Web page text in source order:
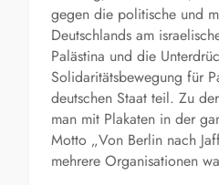
gegen die politische und
Deutschlands am
Palästina und die
Solidaritätsbewegung für
deutschen Staat teil. Zu
man mit Plakaten in der
Motto „Von Berlin nach
mehrere Organisationen